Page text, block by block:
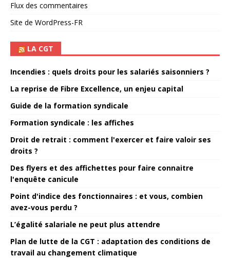
Flux des commentaires
Site de WordPress-FR
LA CGT
Incendies : quels droits pour les salariés saisonniers ?
La reprise de Fibre Excellence, un enjeu capital
Guide de la formation syndicale
Formation syndicale : les affiches
Droit de retrait : comment l'exercer et faire valoir ses
droits ?
Des flyers et des affichettes pour faire connaitre
l'enquête canicule
Point d'indice des fonctionnaires : et vous, combien
avez-vous perdu ?
L’égalité salariale ne peut plus attendre
Plan de lutte de la CGT : adaptation des conditions de
travail au changement climatique